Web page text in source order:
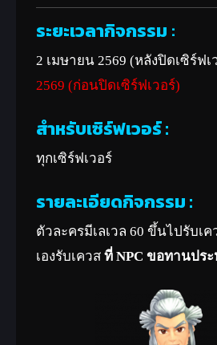
ระยะเวลากิจกรรม :
2 เมษายน 2569 (หลังปิดเซิร์ฟเ
2569 (ก่อนปิดเซิร์ฟเวอร์)
สำหรับเซิร์ฟเวอร์ :
ทุกเซิร์ฟเวอร์
รายละเอียดกิจกรรม :
ตัวละครมีเลเวล 60 ขึ้นไปรับเ
เองรับเควส ที่ NPC ขอทานปร